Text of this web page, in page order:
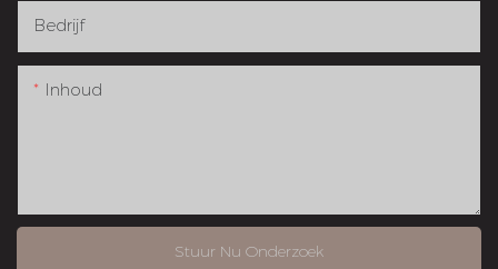
Bedrijf
Inhoud
Stuur Nu Onderzoek